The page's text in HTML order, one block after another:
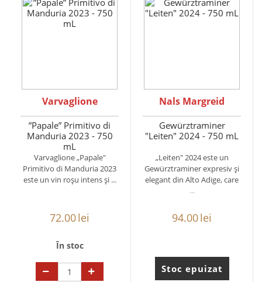
Varvaglione
”Papale” Primitivo di
Manduria 2023 - 750
mL
Varvaglione „Papale"
Primitivo di Manduria 2023
este un vin roșu intens și ...
72.00lei
În stoc
Nals Margreid
Gewürztraminer
"Leiten" 2024 - 750 mL
„Leiten" 2024 este un
Gewürztraminer expresiv și
elegant din Alto Adige, care
...
94.00lei
Stoc epuizat